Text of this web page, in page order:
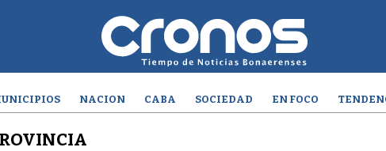
NACION CABA SOCIEDAD EN FOCO